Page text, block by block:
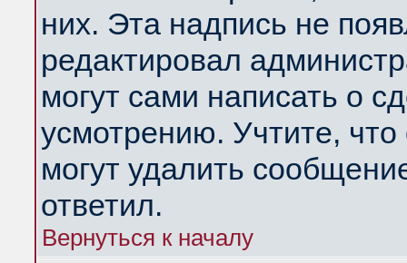
них. Эта надпись не
редактировал
могут сами написать о
усмотрению. Учтите,
могут удалить
ответил.
Вернуться к началу